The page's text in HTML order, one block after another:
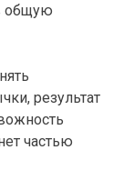
общую
результат
частью